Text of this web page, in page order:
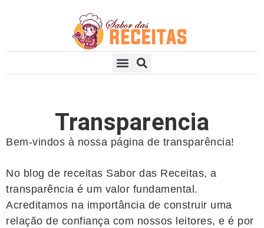
Transparencia
Bem-vindos à nossa página de transparência!
No blog de receitas Sabor das Receitas, a
transparência é um valor fundamental.
Acreditamos na importância de construir uma
relação de confiança com nossos leitores, e é por